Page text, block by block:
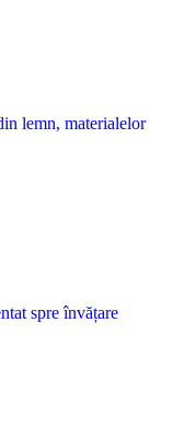
lemn, materialelor
spre învățare